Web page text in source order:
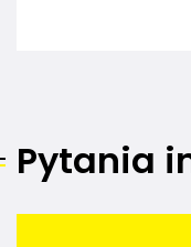
Pytania